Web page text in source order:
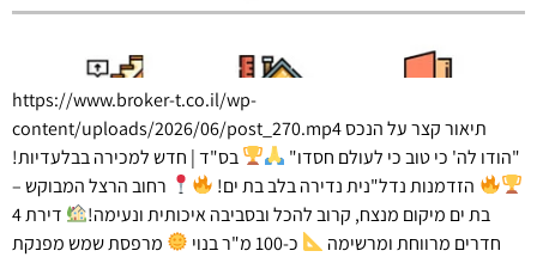
https://www.broker-t.co.il/wp-
content/uploads/2026/06/post_270.mp4 תיאור קצר על הנכס
"הודו לה' כי טוב כי לעולם חסדו"
בס"ד | חדש למכירה בבלעדיות!
הזדמנות נדל"נית נדירה בלב בת ים!
רחוב הרצל המבוקש –
בת ים מיקום מנצח, קרוב להכל ובסביבה איכותית ונעימה!
דירת 4
חדרים מרווחת ומרשימה
כ-100 מ"ר בנוי
מרפסת שמש מפנקת